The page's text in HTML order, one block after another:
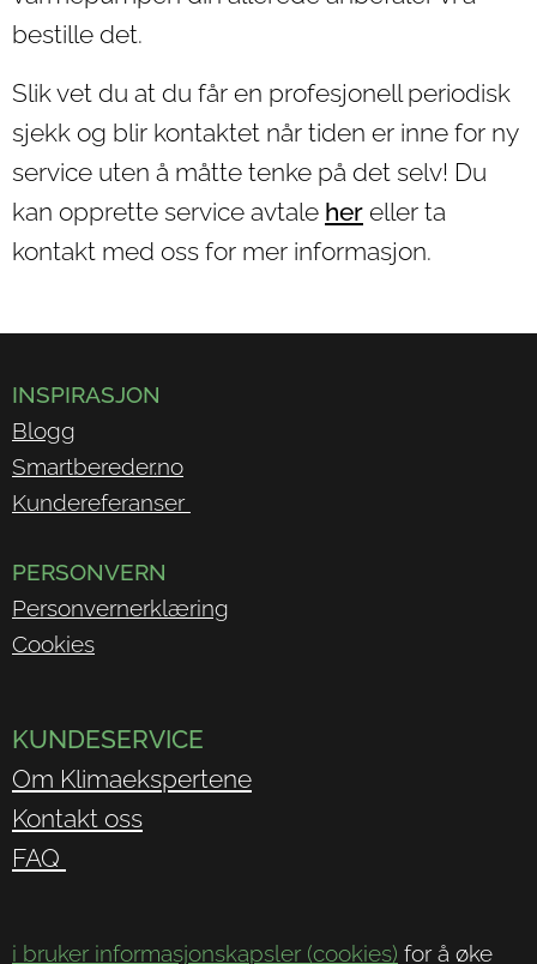
bestille det.
Slik vet du at du får en profesjonell periodisk
sjekk og blir kontaktet når tiden er inne for ny
service uten å måtte tenke på det selv! Du
kan opprette service avtale her eller ta
kontakt med oss for mer informasjon.
INSPIRASJON
Blogg
Smartbereder.no
Kundereferanser
PERSONVERN
Personvernerklæring
Cookies
KUNDESERVICE
Om Klimaekspertene
Kontakt oss
FAQ
i bruker informasjonskapsler (cookies) for å øke